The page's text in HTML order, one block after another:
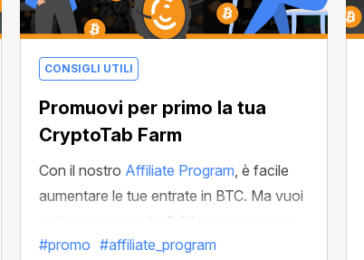
CONSIGLI UTILI
Promuovi per primo la tua
CryptoTab Farm
Con il nostro Affiliate Program, è facile
aumentare le tue entrate in BTC. Ma vuoi
andare ancora oltre? Allora incoraggia i
tuoi amici a unirsi a CryptoTab Farm e sii
#promo #affiliate_program